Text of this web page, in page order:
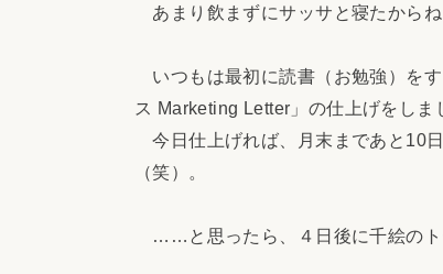
あまり飲まずにサッサと寝たからね
いつもは最初に読書（お勉強）を
ス Marketing Letter」の仕上げをしま
今日仕上げれば、月末まであと10
（笑）。
……と思ったら、４日後に千絵のト